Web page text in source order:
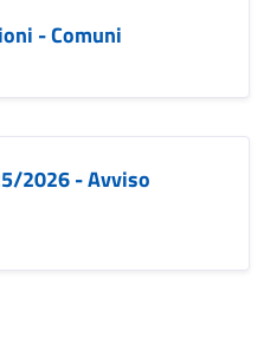
- Comuni
2026 - Avviso